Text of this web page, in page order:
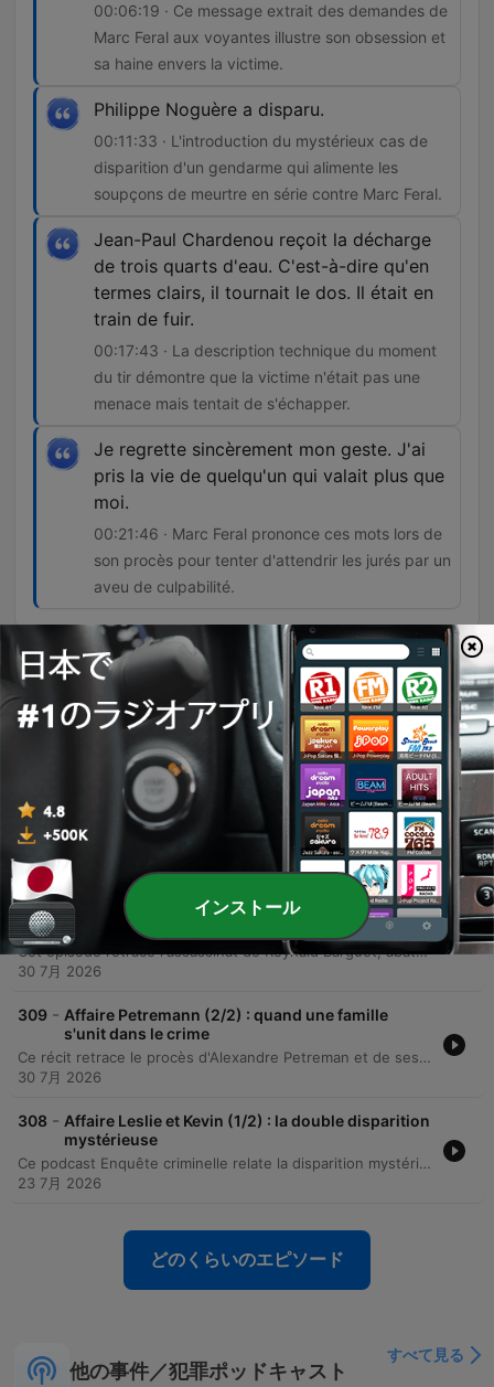
00:06:19 · Ce message extrait des demandes de
Marc Feral aux voyantes illustre son obsession et
sa haine envers la victime.
Philippe Noguère a disparu.
00:11:33 · L'introduction du mystérieux cas de
disparition d'un gendarme qui alimente les
soupçons de meurtre en série contre Marc Feral.
Jean-Paul Chardenou reçoit la décharge
de trois quarts d'eau. C'est-à-dire qu'en
termes clairs, il tournait le dos. Il était en
train de fuir.
00:17:43 · La description technique du moment
du tir démontre que la victime n'était pas une
menace mais tentait de s'échapper.
Je regrette sincèrement mon geste. J'ai
pris la vie de quelqu'un qui valait plus que
moi.
00:21:46 · Marc Feral prononce ces mots lors de
son procès pour tenter d'attendrir les jurés par un
aveu de culpabilité.
エピソード
312 - Affaire Marc Féral (1/2) : une amitié mortelle
Cet épisode retrace l'enquête sur l'assassinat de Jean-Paul Chardenou par Marc Feral, révélant comment le suspect a manipulé les enquêteurs en utilisant l'identité de sa victime pour envoyer des menaces. L'enquête explore également l'obsession de Feral pour une femme nommée Martine et les soupçons de meurtres en série liés à la disparition d'un gendarme. Le récit détaille les preuves balistiques démontrant que Marc Feral a mis en scène une tentative de suicide pour masquer une exécution préméditée. Enfin, l'épisode revient sur son procès à Rodez, où l'accusé a tenté une stratégie de mea culpa avant d'être condamné à 24 ans de réclusion criminelle.
311 - Affaire Marc Féral (2/2) : une amitié mortelle
Ce récit retrace l'histoire du meurtre de Jean-Paul Chardenou, un garagiste abattu en 2010 par son ami Marc Feral. L'enquête explore les mobiles passionnels liés à Martine, l'ex-compagne de l'assassin et nouvelle amante de la victime. L'épisode détaille les motivations de Marc Feral, marquées par une trahison amoureuse et un harcèlement téléphonique humiliant. Les tensions et les menaces perçues ont finalement conduit à l'affrontement fatal au garage des Chardenou.
06 8月 2026
310 - Affaire Petremann (1/2) : quand une famille s'unit
dans le crime
Cet épisode retrace l'assassinat de Reynald Barguet, abattu par balle dans sa caravane en février 2016. L'enquête révèle l'implication de son ex-compagne Coralie et de son nouveau compagnon Alexandre Petroman, ce dernier ayant avoué avoir orchestré le meurtre pour protéger Coralie. L'investigation explore également la thèse d'une manipulation par la belle-mère, Valérie Andrieux. Les enquêteurs soupçonnent que cette dernière soit le véritable cerveau de l'opération, s'appuyant sur des indices tels que des achats suspects et une communication intense avec Alexandre Petroman la nuit des faits.
30 7月 2026
309 - Affaire Petremann (2/2) : quand une famille
s'unit dans le crime
Ce récit retrace le procès d'Alexandre Petreman et de ses co-accusés pour l'assassinat de Reynald. À travers les témoignages bouleversants des familles, les contradictions des accusés et les accusations graves portées par Coralie, l'audience met en lumière la tragédie humaine derrière l'acte criminel. L'épisode détaille également le verdict final, précisant les peines de prison prononcées pour Alexandre Petreman et Valérie Andrieux. Le récit se conclut sur l'émotion intense des familles impliquées et un échange poignant entre le père de la victime et celui de l'accusé à l'issue de l'audience.
30 7月 2026
308 - Affaire Leslie et Kevin (1/2) : la double disparition
mystérieuse
Ce podcast Enquête criminelle relate la disparition mystérieuse de Leslie Hurlbeck et Kevin en novembre 2022. L'enquête explore les premiers doutes des proches, l'implication suspecte de leur ami Tom dans un contexte de jalousie amoureuse, ainsi que la découverte d'effets personnels et d'indices troublants à Puy-Raveau.
23 7月 2026
どのくらいのエピソード
他の事件／犯罪ポッドキャスト
すべて見る
インストール